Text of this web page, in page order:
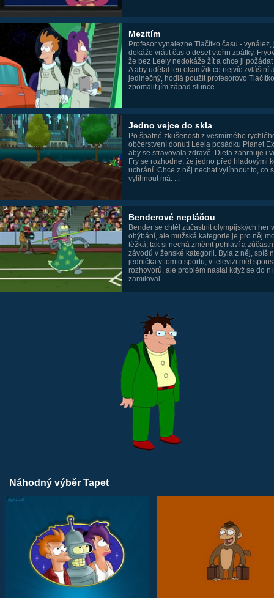
Mezitím
Profesor vynalezne Tlačítko času - vynález,
dokáže vrátit čas o deset vteřin zpátky.
že bez Leely nedokáže žít a chce ji
A aby udělal ten okamžik co nejvíc zvláštní
jedinečný, hodlá použít profesorovo
zpomalit jím západ slunce. ...
Jedno vejce do skla
Po špatné zkušenosti z vesmírného
občerstvení donutí Leela posádku Planet
aby se stravovala zdravě. Dieta zahrnuje i
Fry se rozhodne, že jedno před hladovými
uchrání. Chce z něj nechat vylíhnout to, co
vylíhnout má. ...
Benderové nepláčou
Bender se chtěl zúčastnit olympijských her v
ohýbání, ale mužská kategorie je pro něj
těžká, tak si nechá změnit pohlaví a
závodů v ženské kategorii. Byla z něj, spíš
jednička v tomto sportu, v televizi měl
rozhovorů, ale problém nastal když se do ní
zamiloval ...
Náhodný výběr Tapet